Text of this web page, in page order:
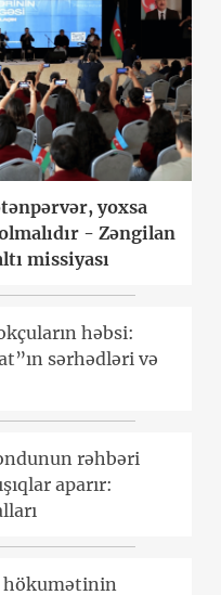
yoxsa
- Zəngilan
missiyası
həbsi:
sərhədləri və
rəhbəri
aparır:
hökumətinin